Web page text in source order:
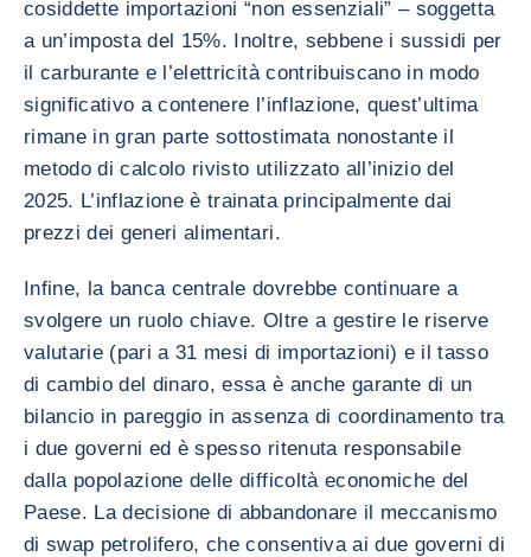
cosiddette importazioni “non essenziali” – soggetta
a un’imposta del 15%. Inoltre, sebbene i sussidi per
il carburante e l’elettricità contribuiscano in modo
significativo a contenere l’inflazione, quest’ultima
rimane in gran parte sottostimata nonostante il
metodo di calcolo rivisto utilizzato all’inizio del
2025. L’inflazione è trainata principalmente dai
prezzi dei generi alimentari.
Infine, la banca centrale dovrebbe continuare a
svolgere un ruolo chiave. Oltre a gestire le riserve
valutarie (pari a 31 mesi di importazioni) e il tasso
di cambio del dinaro, essa è anche garante di un
bilancio in pareggio in assenza di coordinamento tra
i due governi ed è spesso ritenuta responsabile
dalla popolazione delle difficoltà economiche del
Paese. La decisione di abbandonare il meccanismo
di swap petrolifero, che consentiva ai due governi di